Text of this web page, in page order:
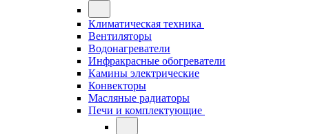
Климатическая техника
Вентиляторы
Водонагреватели
Инфракрасные обогреватели
Камины электрические
Конвекторы
Масляные радиаторы
Печи и комплектующие